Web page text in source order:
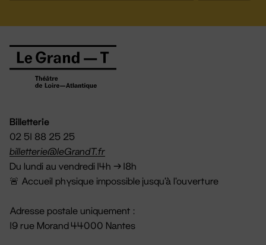
Billetterie
02 51 88 25 25
billetterie@leGrandT.fr
Du lundi au vendredi 14h → 18h
🚨 Accueil physique impossible jusqu'à l'ouverture
Adresse postale uniquement :
19 rue Morand 44000 Nantes